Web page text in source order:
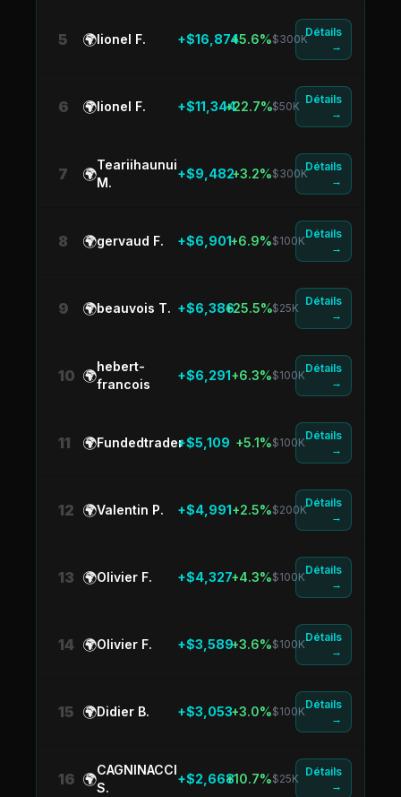
5 🌍lionel F. +$16,874+5.6%$300K
Détails
→
6 🌍lionel F. +$11,344+22.7%$50K
Détails
→
7 🌍
Teariihaunui
M.
+$9,482+3.2%$300K
Détails
→
8 🌍gervaud F. +$6,901+6.9%$100K
Détails
→
9 🌍beauvois T. +$6,386+25.5%$25K
Détails
→
10 🌍
hebert-
francois
+$6,291+6.3%$100K
Détails
→
11 🌍Fundedtrader+$5,109 +5.1%$100K
Détails
→
12 🌍Valentin P. +$4,991+2.5%$200K
Détails
→
13 🌍Olivier F. +$4,327+4.3%$100K
Détails
→
14 🌍Olivier F. +$3,589+3.6%$100K
Détails
→
15 🌍Didier B. +$3,053+3.0%$100K
Détails
→
16 🌍
CAGNINACCI
S.
+$2,668+10.7%$25K
Détails
→